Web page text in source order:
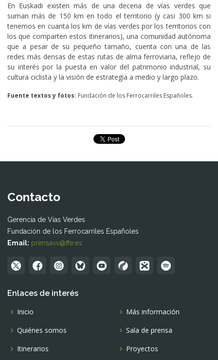
En Euskadi existen más de una decena de vías verdes que
suman más de 150 km en todo el territorio (y casi 300 km si
tenemos en cuanta los km de vías verdes por los territorios con
los que comparten estos itinerarios), una comunidad autónoma
que a pesar de su pequeño tamaño, cuenta con una de las
redes más densas de estas rutas de alma ferroviaria, reflejo de
su interés por la puesta en valor del patrimonio industrial, su
cultura ciclista y la visión de estrategia a medio y largo plazo.
Fuente textos y fotos: Fundación de los Ferrocarriles Españoles.
Contacto
Gerencia de Vías Verdes
Fundación de los Ferrocarriles Españoles
Email: prensavv@ffe.es
Enlaces de interés
Inicio
Quiénes somos
Itinerarios
Más información
Sala de prensa
Proyectos